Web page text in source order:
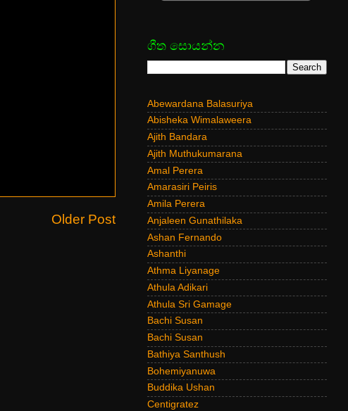
Older Post
ගීත සොයන්න
Abewardana Balasuriya
Abisheka Wimalaweera
Ajith Bandara
Ajith Muthukumarana
Amal Perera
Amarasiri Peiris
Amila Perera
Anjaleen Gunathilaka
Ashan Fernando
Ashanthi
Athma Liyanage
Athula Adikari
Athula Sri Gamage
Bachi Susan
Bachi Susan
Bathiya Santhush
Bohemiyanuwa
Buddika Ushan
Centigratez